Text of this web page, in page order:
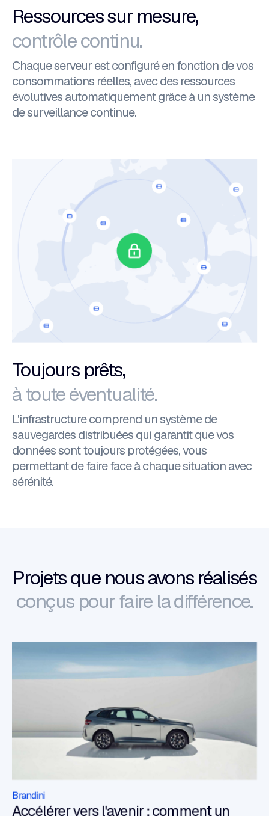
Ressources sur mesure,
contrôle continu.
Chaque serveur est configuré en fonction de vos
consommations réelles, avec des ressources
évolutives automatiquement grâce à un système
de surveillance continue.
Toujours prêts,
à toute éventualité.
L'infrastructure comprend un système de
sauvegardes distribuées qui garantit que vos
données sont toujours protégées, vous
permettant de faire face à chaque situation avec
sérénité.
Projets que nous avons réalisés
conçus pour faire la différence.
Brandini
Accélérer vers l'avenir : comment un